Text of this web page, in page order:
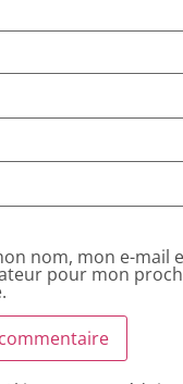
nom, mon e-mail
pour mon